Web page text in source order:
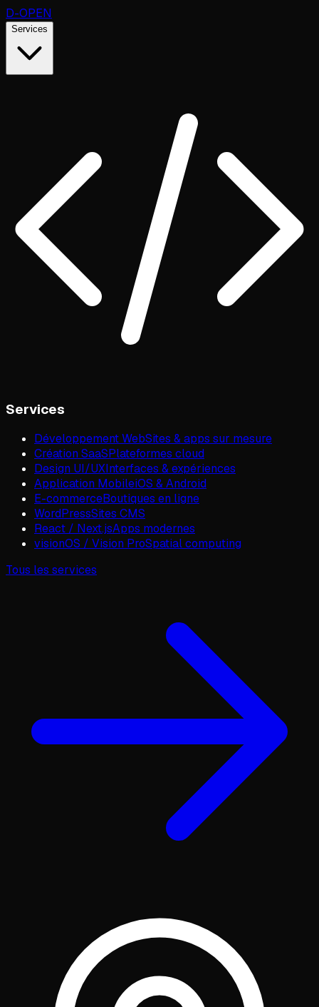
D-OPEN
Services
Services
Développement WebSites & apps sur mesure
Création SaaSPlateformes cloud
Design UI/UXInterfaces & expériences
Application MobileiOS & Android
E-commerceBoutiques en ligne
WordPressSites CMS
React / Next.jsApps modernes
visionOS / Vision ProSpatial computing
Tous les services